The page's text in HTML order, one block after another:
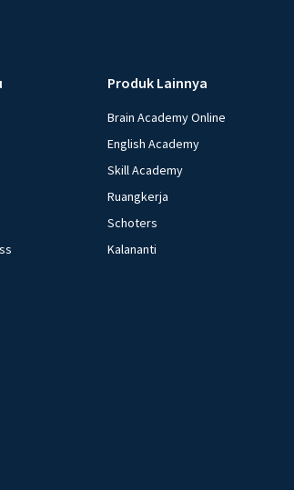
Produk Lainnya
Brain Academy Online
English Academy
Skill Academy
Ruangkerja
Schoters
Kalananti